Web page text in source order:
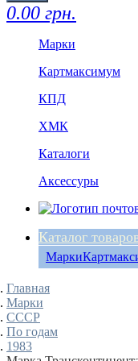
0.00 грн.
Марки
Картмаксимум
КПД
ХМК
Каталоги
Аксессуры
Каталог
Марки
Главная
Марки
СССР
По годам
1983